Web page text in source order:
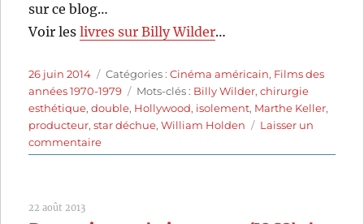
sur ce blog…
Voir leslivres sur Billy Wilder…
Publié
le
26 juin 2014 Catégories
Catégories :Cinéma américain, Films des
années 1970-1979
Étiquettes
Mots-clés : Billy Wilder,chirurgie
esthétique,double, Hollywood, isolement, Marthe Keller,
producteur,star déchue,William Holden
Laisser un
commentairesur
Fedora
22 août 2013